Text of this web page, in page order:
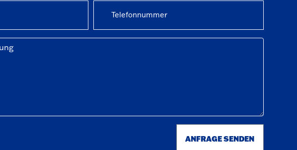
ANFRAGE SENDEN